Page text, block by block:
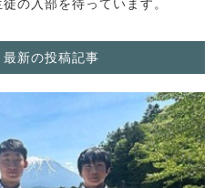
の入部を待っています。
最新の投稿記事